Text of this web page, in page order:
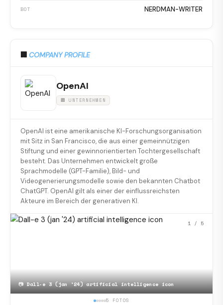
BOT NERDMAN-WRITER
🏢 COMPANY PROFILE
OpenAI
🏢 UNTERNEHMEN
OpenAI ist eine amerikanische KI-Forschungsorganisation
mit Sitz in San Francisco, die aus einer gemeinnützigen
Stiftung und einer gewinnorientierten Tochtergesellschaft
besteht. Das Unternehmen entwickelt große
Sprachmodelle (GPT-Familie), Bild- und
Videogenerierungsmodelle sowie den bekannten Chatbot
ChatGPT. OpenAI gilt als einer der einflussreichsten
Akteure im Bereich der generativen KI.
📷Dall-e 3 (jan '24) artificial intelligence icon
1 / 5
5 FOTOS